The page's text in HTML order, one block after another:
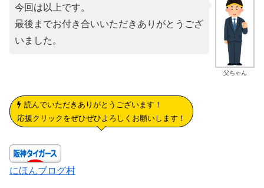
父ちゃん
今回は以上です。
最後までお付き合いいただきありがとうござ
いました。
読んでいただきありがとうございます！
応援クリックをぜひぜひよろしくお願いします！
にほんブログ村